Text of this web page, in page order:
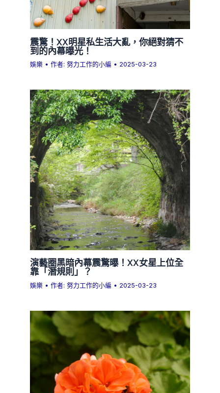
震驚！XX明星私生活大亂，你絕對猜不
到的內幕曝光！
娛樂 • 作者:努力工作的小編 • 2025-03-23
演藝圈黑暗內幕震驚曝！XX女星上位全
靠「潛規則」？
娛樂 • 作者:努力工作的小編 • 2025-03-23